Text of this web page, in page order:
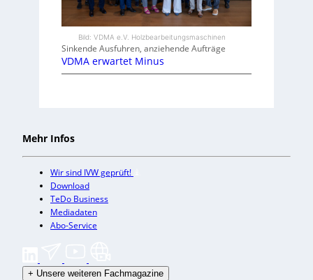
Bild: VDMA e.V. Holzbearbeitungsmaschinen
Sinkende Ausfuhren, anziehende Aufträge
VDMA erwartet Minus
Mehr Infos
Wir sind IVW geprüft!
Download
TeDo Business
Mediadaten
Abo-Service
+ Unsere weiteren Fachmagazine